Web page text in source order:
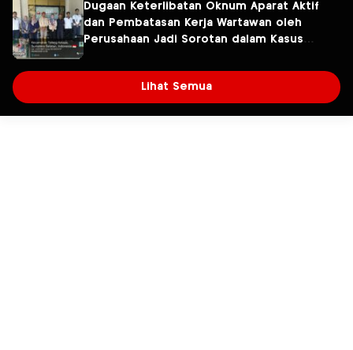
Dugaan Keterlibatan Oknum Aparat Aktif
dan Pembatasan Kerja Wartawan oleh
Perusahaan Jadi Sorotan dalam Kasus
Fresindo Jaya
Lihat Semua